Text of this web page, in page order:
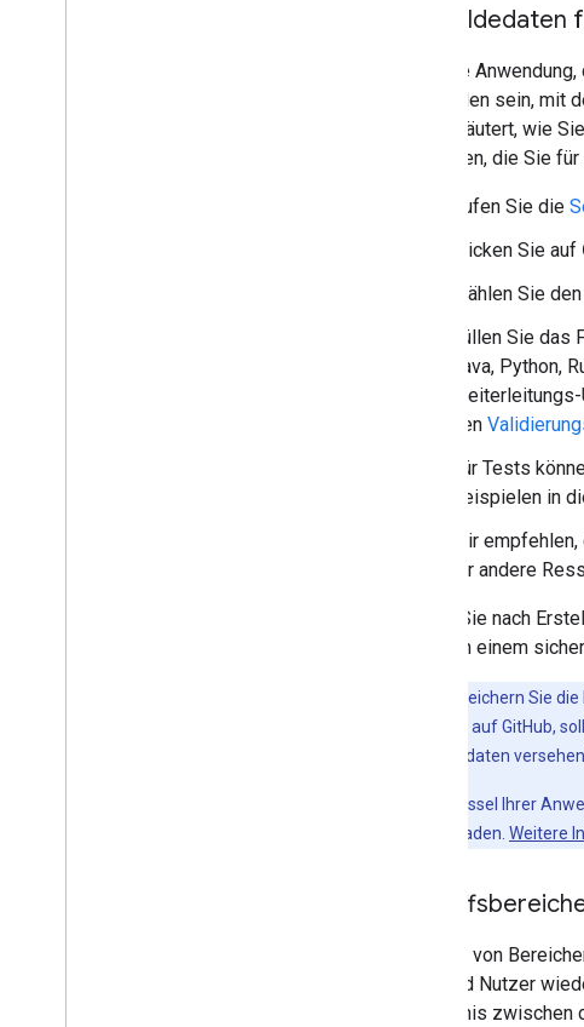
Für jede
vorhanden sein,
wird erläutert, wie
zugreifen, die Sie
Rufen Sie die
Klicken Sie auf
Wählen Sie
Füllen Sie das
Java, Python,
den
Für Tests
Beispielen in
Wir
für andere
Laden Sie nach
Datei an einem
:Speichern Sie
freigeben, z. B. auf GitHub,
Clientanmeldedaten
Der Clientschlüssel Ihrer
oder herunterladen. Weitere
Mithilfe von
während Nutzer
Verhältnis